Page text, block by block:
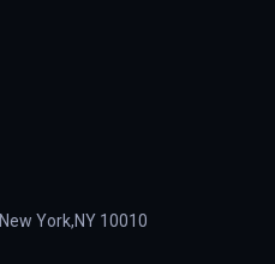
York,NY 10010